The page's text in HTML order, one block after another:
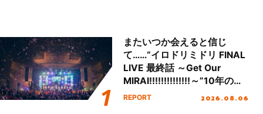
またいつか会えると信じ
て……“イロドリミドリ FINAL
LIVE 最終話 ～Get Our
MIRAI!!!!!!!!!!!!!!～”10年の活
動を経てファイナルを迎える
REPORT 2026.08.06